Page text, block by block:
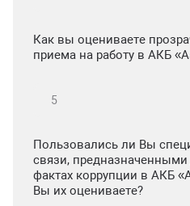
Как вы оцениваете
приема на работу в АКБ
Пользовались ли Вы
связи,
фактах коррупции в АКБ
Вы их оцениваете?